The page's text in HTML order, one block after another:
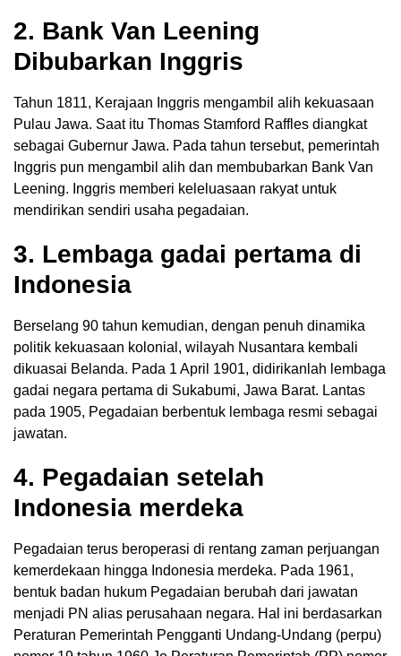
2. Bank Van Leening
Dibubarkan Inggris
Tahun 1811, Kerajaan Inggris mengambil alih kekuasaan
Pulau Jawa. Saat itu Thomas Stamford Raffles diangkat
sebagai Gubernur Jawa. Pada tahun tersebut, pemerintah
Inggris pun mengambil alih dan membubarkan Bank Van
Leening. Inggris memberi keleluasaan rakyat untuk
mendirikan sendiri usaha pegadaian.
3. Lembaga gadai pertama di
Indonesia
Berselang 90 tahun kemudian, dengan penuh dinamika
politik kekuasaan kolonial, wilayah Nusantara kembali
dikuasai Belanda. Pada 1 April 1901, didirikanlah lembaga
gadai negara pertama di Sukabumi, Jawa Barat. Lantas
pada 1905, Pegadaian berbentuk lembaga resmi sebagai
jawatan.
4. Pegadaian setelah
Indonesia merdeka
Pegadaian terus beroperasi di rentang zaman perjuangan
kemerdekaan hingga Indonesia merdeka. Pada 1961,
bentuk badan hukum Pegadaian berubah dari jawatan
menjadi PN alias perusahaan negara. Hal ini berdasarkan
Peraturan Pemerintah Pengganti Undang-Undang (perpu)